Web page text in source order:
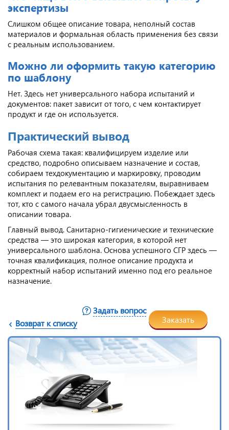
экспертизы
Слишком общее описание товара, неполный состав
материалов и формальная область применения без связи
с реальным использованием.
Можно ли оформить такую категорию
по шаблону
Нет. Здесь нет универсального набора испытаний и
документов: пакет зависит от того, с чем контактирует
продукт и где он используется.
Практический вывод
Рабочая схема такая: квалифицируем изделие или
средство, подробно описываем назначение и состав,
собираем техдокументацию и маркировку, проводим
испытания по релевантным показателям, выравниваем
комплект и подаем его на регистрацию. Побеждает здесь
тот, кто с самого начала убрал двусмысленность в
описании товара.
Главный вывод. Санитарно-гигиенические и технические
средства — это широкая категория, в которой нет
универсального шаблона. Основа успешного СГР здесь —
точная квалификация, полное описание продукта и
корректный набор испытаний именно под его реальное
назначение.
Возврат к списку
Задать вопрос
Заказать